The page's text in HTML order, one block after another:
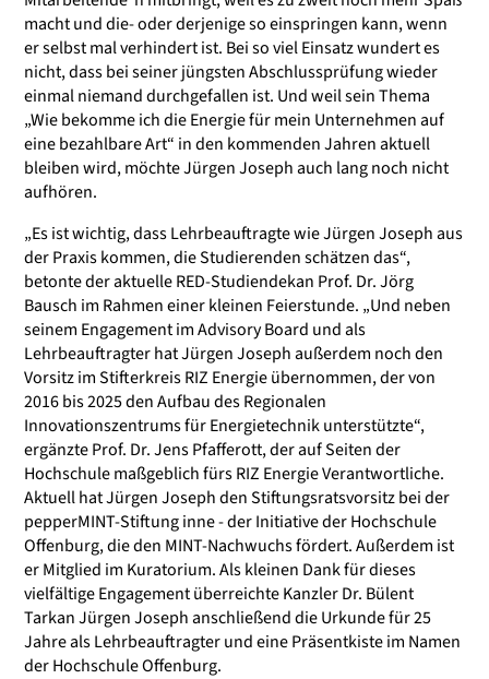
macht und die- oder derjenige so einspringen kann, wenn
er selbst mal verhindert ist. Bei so viel Einsatz wundert es
nicht, dass bei seiner jüngsten Abschlussprüfung wieder
einmal niemand durchgefallen ist. Und weil sein Thema
„Wie bekomme ich die Energie für mein Unternehmen auf
eine bezahlbare Art“ in den kommenden Jahren aktuell
bleiben wird, möchte Jürgen Joseph auch lang noch nicht
aufhören.
„Es ist wichtig, dass Lehrbeauftragte wie Jürgen Joseph aus
der Praxis kommen, die Studierenden schätzen das“,
betonte der aktuelle RED-Studiendekan Prof. Dr. Jörg
Bausch im Rahmen einer kleinen Feierstunde. „Und neben
seinem Engagement im Advisory Board und als
Lehrbeauftragter hat Jürgen Joseph außerdem noch den
Vorsitz im Stifterkreis RIZ Energie übernommen, der von
2016 bis 2025 den Aufbau des Regionalen
Innovationszentrums für Energietechnik unterstützte“,
ergänzte Prof. Dr. Jens Pfafferott, der auf Seiten der
Hochschule maßgeblich fürs RIZ Energie Verantwortliche.
Aktuell hat Jürgen Joseph den Stiftungsratsvorsitz bei der
pepperMINT-Stiftung inne - der Initiative der Hochschule
Offenburg, die den MINT-Nachwuchs fördert. Außerdem ist
er Mitglied im Kuratorium. Als kleinen Dank für dieses
vielfältige Engagement überreichte Kanzler Dr. Bülent
Tarkan Jürgen Joseph anschließend die Urkunde für 25
Jahre als Lehrbeauftragter und eine Präsentkiste im Namen
der Hochschule Offenburg.